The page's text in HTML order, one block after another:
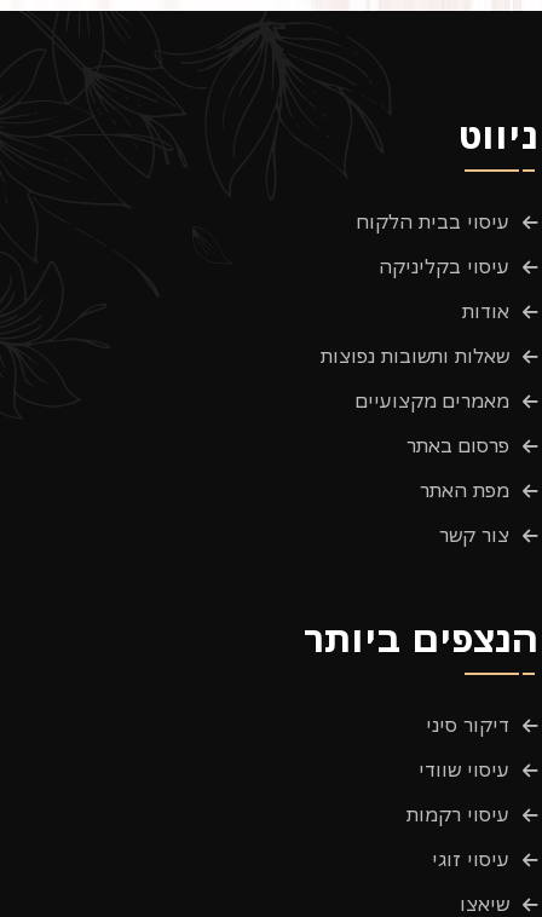
ניווט
עיסוי בבית הלקוח
עיסוי בקליניקה
אודות
שאלות ותשובות נפוצות
מאמרים מקצועיים
פרסום באתר
מפת האתר
צור קשר
הנצפים ביותר
דיקור סיני
עיסוי שוודי
עיסוי רקמות
עיסוי זוגי
שיאצו